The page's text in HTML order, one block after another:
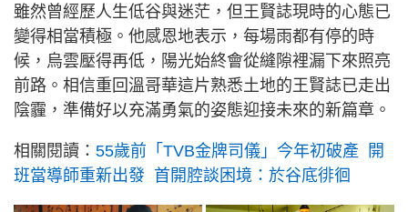
雖然曾經歷人生低谷與迷茫，但王賢誌現時的心態已
變得相當積極。他感恩地表示，每場雨都有停的時
候，烏雲壓得再低，陽光始終會從縫隙裡漏下來照亮
前路。相信重回溫哥華這片熟悉土地的王賢誌已走出
陰霾，準備好以充滿勇氣的姿態迎接未來的新篇章。
相關閱讀： 55歲前「TVB金牌司儀」今年初破產 開
班當導師重新出發 首開腔談困境：於谷底徘徊